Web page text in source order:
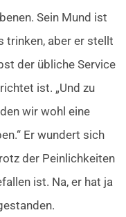
Sein Mund ist
trinken, aber er stellt
der übliche Service
ist. „Und zu
wir wohl eine
Er wundert sich
der Peinlichkeiten
ist. Na, er hat ja